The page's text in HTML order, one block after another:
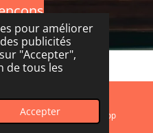
pour améliorer
publicités
"Accepter",
de tous les
Accepter WhatsApp